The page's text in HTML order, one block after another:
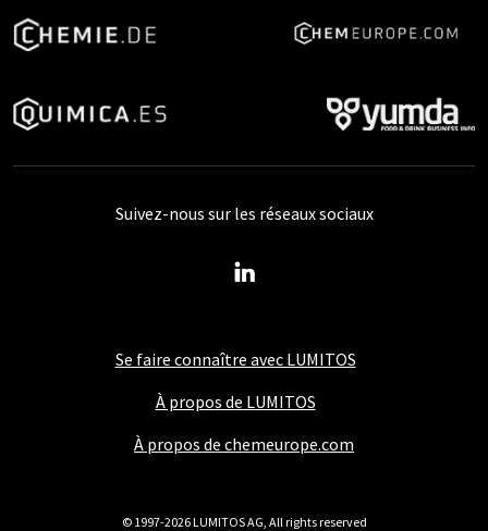
Se faire connaître avec LUMITOS
À propos de LUMITOS
À propos de chemeurope.com
Suivez-nous sur les réseaux sociaux
© 1997-2026 LUMITOS AG, All rights reserved